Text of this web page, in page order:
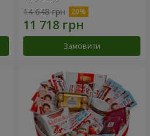
14 648 грн
Замовити